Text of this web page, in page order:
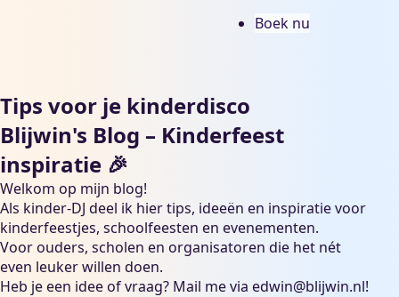
Boek nu
Tips voor je kinderdisco
Blijwin's Blog – Kinderfeest
inspiratie 🎉
Welkom op mijn blog!
Als kinder-DJ deel ik hier tips, ideeën en inspiratie voor
kinderfeestjes, schoolfeesten en evenementen.
Voor ouders, scholen en organisatoren die het nét
even leuker willen doen.
Heb je een idee of vraag? Mail me via edwin@blijwin.nl!